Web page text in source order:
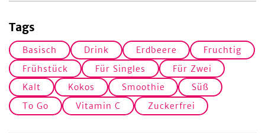
Tags
Basisch Drink Erdbeere
Fruchtig
Frühstück
Für Singles
Für Zwei
Kalt
Kokos Smoothie
Süß
To Go
Vitamin C Zuckerfrei